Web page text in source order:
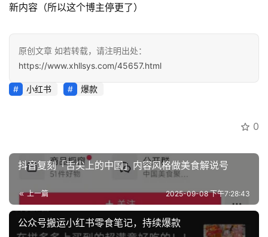
百
创
业
资
源
员
专
新内容（所以这个博主停更了）
原创文章 如若转载，请注明出处：
https://www.xhllsys.com/45657.html
小红书 爆款
0
抖音复刻「舌尖上的中国」内容风格做美食解说号
上一篇 2025-09-08 下午7:28:43
公众号搬运小红书零食笔记，持续爆款